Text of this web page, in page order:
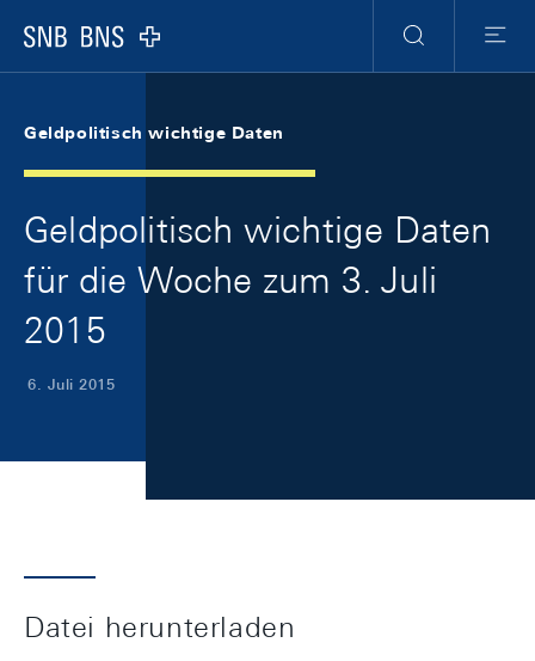
Logo
Suche
Menu
Geldpolitisch wichtige Daten
Geldpolitisch wichtige Daten
für die Woche zum 3. Juli
2015
6. Juli 2015
Datei herunterladen